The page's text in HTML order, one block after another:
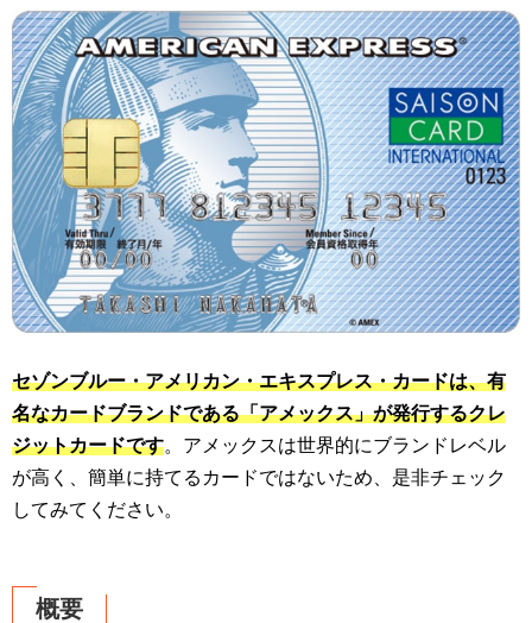
セゾンブルー・アメリカン・エキスプレス・カードは、有
名なカードブランドである「アメックス」が発行するクレ
ジットカードです。アメックスは世界的にブランドレベル
が高く、簡単に持てるカードではないため、是非チェック
してみてください。
概要